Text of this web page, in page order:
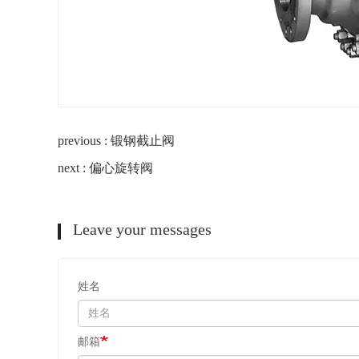
previous : 锻钢截止阀
next : 偏心旋转阀
Leave your messages
姓名
邮箱